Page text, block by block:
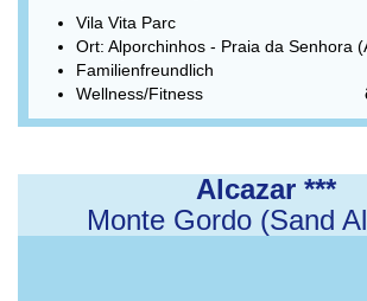
Vila Vita Parc
Ort: Alporchinhos - Praia da Senhora
Familienfreundlich
Wellness/Fitness
Alcazar ***
Monte Gordo (Sand